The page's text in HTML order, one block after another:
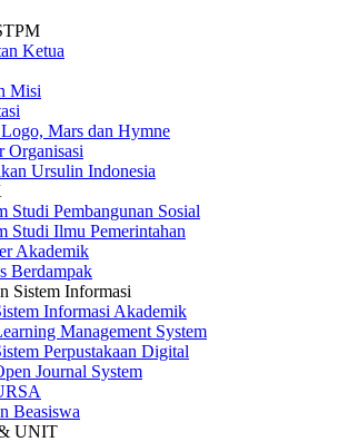
Ketua
Misi
Mars dan Hymne
Organisasi
Ursulin Indonesia
Studi Pembangunan Sosial
Studi Ilmu Pemerintahan
Akademik
Berdampak
Sistem Informasi
Informasi Akademik
Management System
Perpustakaan Digital
Journal System
Beasiswa
UNIT